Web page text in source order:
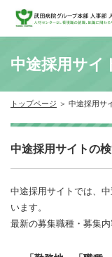
中途採用サイ
トップページ 中途採用サ
中途採用サイトの
中途採用サイトでは、
います。
最新の募集職種・募集